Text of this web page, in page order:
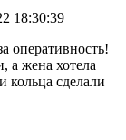
18:30:39
оперативность!
а жена хотела
кольца сделали